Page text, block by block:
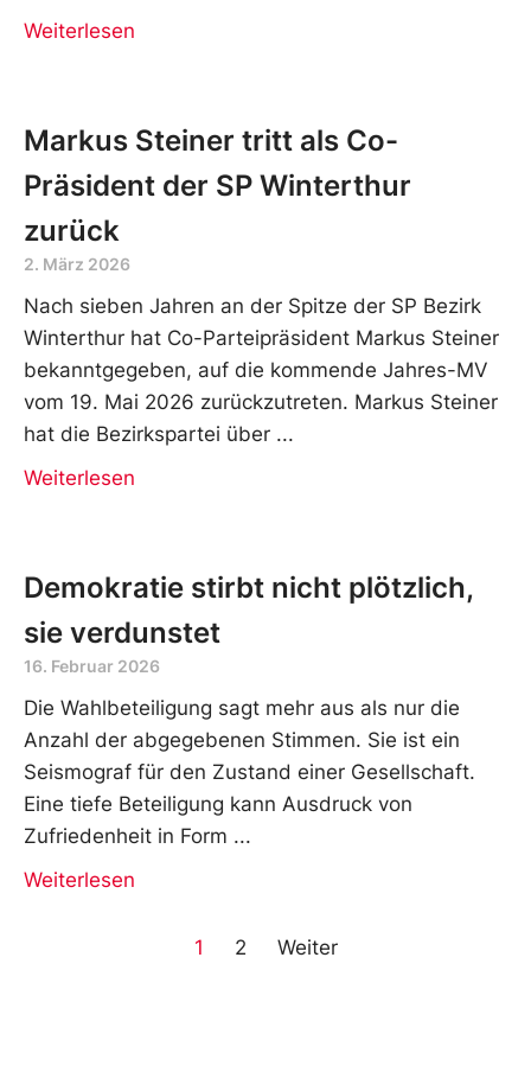
Weiterlesen
Markus Steiner tritt als Co-
Präsident der SP Winterthur
zurück
2. März 2026
Nach sieben Jahren an der Spitze der SP Bezirk
Winterthur hat Co-Parteipräsident Markus Steiner
bekanntgegeben, auf die kommende Jahres-MV
vom 19. Mai 2026 zurückzutreten. Markus Steiner
hat die Bezirkspartei über
Weiterlesen
Demokratie stirbt nicht plötzlich,
sie verdunstet
16. Februar 2026
Die Wahlbeteiligung sagt mehr aus als nur die
Anzahl der abgegebenen Stimmen. Sie ist ein
Seismograf für den Zustand einer Gesellschaft.
Eine tiefe Beteiligung kann Ausdruck von
Zufriedenheit in Form
Weiterlesen
1 2 Weiter